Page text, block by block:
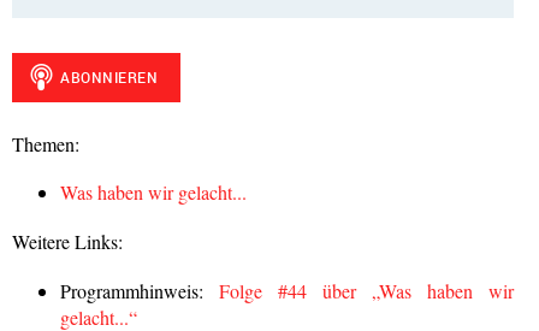
Themen:
Was haben wir gelacht...
Weitere Links:
Programmhinweis: Folge #44 über „Was haben wir
gelacht...“